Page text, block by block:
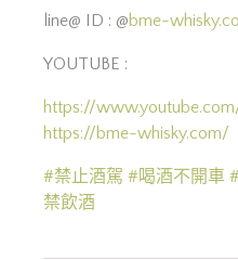
line@ ID : @bme-
YOUTUBE :
https://
https://bme-whisky.com/
#禁止酒駕 #喝酒不開車
禁飲酒